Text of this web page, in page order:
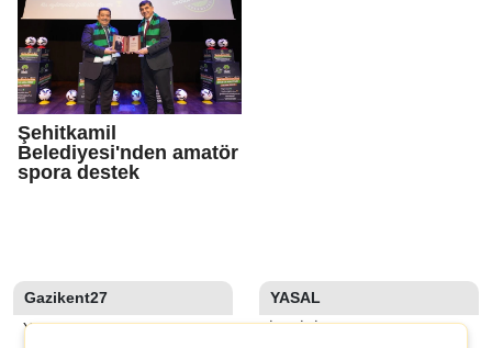
Şehitkamil
Belediyesi'nden amatör
spora destek
Gazikent27
YAZARLAR
YASAL
İLETIŞIM